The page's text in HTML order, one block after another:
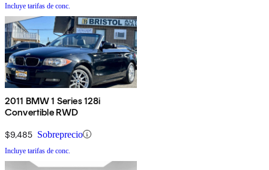
Incluye tarifas de conc.
2011 BMW 1 Series 128i
Convertible RWD
$9,485 Sobreprecio
Incluye tarifas de conc.